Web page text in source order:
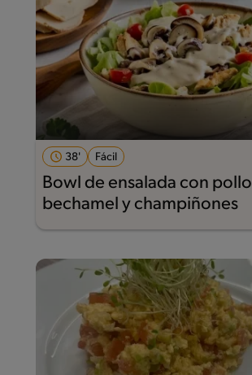
38' Fácil
Bowl de ensalada con pollo
bechamel y champiñones